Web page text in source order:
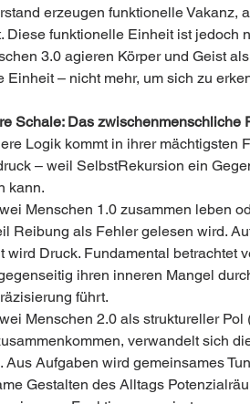
erzeugen funktionelle Vakanz,
Diese funktionelle Einheit ist jedoch
3.0 agieren Körper und Geist
Einheit – nicht mehr, um sich zu
Schale: Das zwischenmenschliche
Logik kommt in ihrer mächtigsten
– weil SelbstRekursion ein
kann.
Menschen 1.0 zusammen leben
Reibung als Fehler gelesen wird.
wird Druck. Fundamental betrachtet
ihren inneren Mangel
führt.
Menschen 2.0 als struktureller Pol
verwandelt sich
Aus Aufgaben wird gemeinsames
Gestalten des Alltags